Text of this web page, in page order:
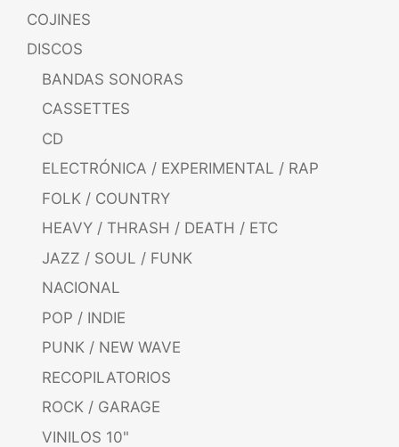
COJINES
DISCOS
BANDAS SONORAS
CASSETTES
CD
ELECTRÓNICA / EXPERIMENTAL / RAP
FOLK / COUNTRY
HEAVY / THRASH / DEATH / ETC
JAZZ / SOUL / FUNK
NACIONAL
POP / INDIE
PUNK / NEW WAVE
RECOPILATORIOS
ROCK / GARAGE
VINILOS 10"